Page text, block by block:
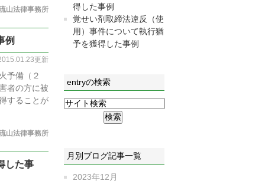
山法律事務所
例
更新
予備（２
者の方に被
することが
山法律事務所
した事
得した事例
覚せい剤取締法違反（使
用）事件について執行猶
予を獲得した事例
entryの検索
月別ブログ記事一覧
2023年12月